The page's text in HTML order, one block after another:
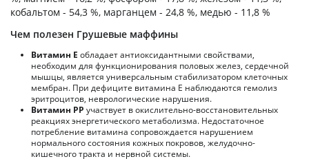
кобальтом - 54,3 %, марганцем - 24,8 %, медью - 11,8 %
Чем полезен Грушевые маффины
Витамин Е обладает антиоксидантными свойствами,
необходим для функционирования половых желез, сердечной
мышцы, является универсальным стабилизатором клеточных
мембран. При дефиците витамина Е наблюдаются гемолиз
эритроцитов, неврологические нарушения.
Витамин РР участвует в окислительно-восстановительных
реакциях энергетического метаболизма. Недостаточное
потребление витамина сопровождается нарушением
нормального состояния кожных покровов, желудочно-
кишечного тракта и нервной системы.